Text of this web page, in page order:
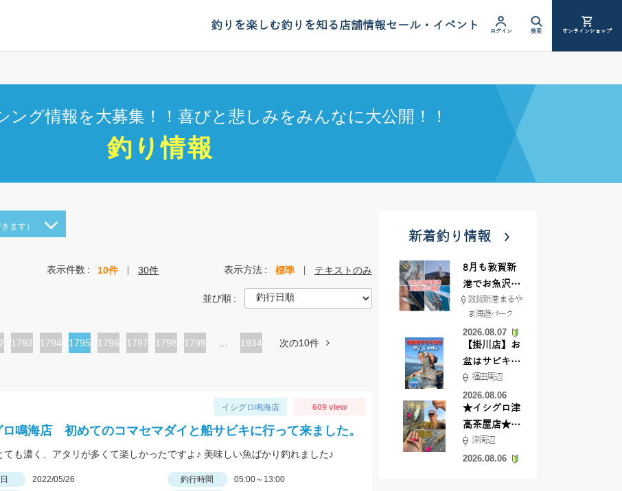
釣りを楽しむ釣りを知る店舗情報セール・イベント ログイン 検索 オンラインショップ
ング情報を大募集！！喜びと悲しみをみんなに大公開！！
釣り情報
ます）
表示件数 10件 30件 表示方法 標準 テキストのみ
並び順
ペ
1793
ペ
1794
カ
ペ
1795
ペ
1796
ペ
1797
ペ
1798
ペ
1799 1934 次の10件
イシグロ鳴海店 609 view
ロ鳴海店 初めてのコマセマダイと船サビキに行って来ました。
ても濃く、アタリが多くて楽しかったですよ♪ 美味しい魚ばかり釣れました♪
2022/05/26 釣行時間
05:00～13:00
新着釣り情報
8月も敦賀新
港でお魚沢山
♪ イシグロ彦
根店
敦賀新港 まるや
ま海遊パーク
2026.08.07
【掛川店】お
盆はサビキ釣
りいきません
か?
福田周辺
2026.08.06
★イシグロ津
高茶屋店★津
近郊ハゼ釣れ
てます！
津周辺
2026.08.06